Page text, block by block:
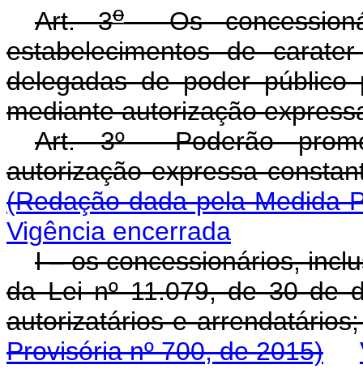
Art. 3oOs
estabelecimentos de
delegadas de poder público
mediante autorização
Art. 3ºPoderão
autorização expressa
(Redação dada pela Medida
Vigência encerrada
I – os concessionários,
da Lei nº11.079, de 30 de
autorizatários e
Provisória nº 700, de 2015)